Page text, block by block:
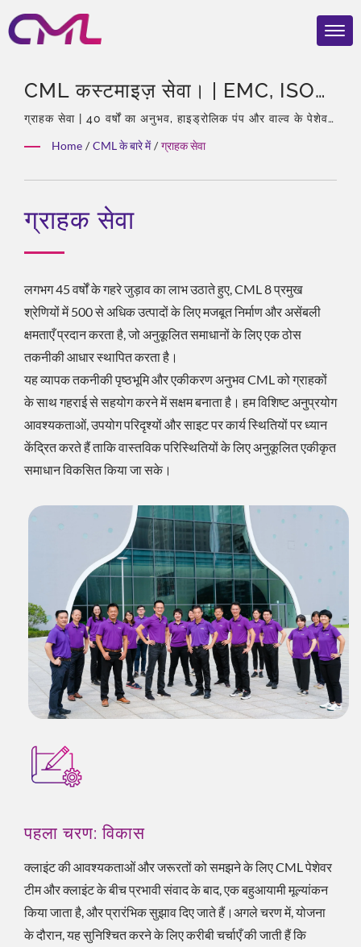
CML कस्टमाइज़ सेवा। | EMC, ISO
9001, और CE प्रमाणित हाइड्रोलिक
वाल्व – CML की वैश्विक मान्यता
ग्राहक सेवा | 40 वर्षों का अनुभव, हाइड्रोलिक पंप और वाल्व के पेशेवर,
एशिया में एकमात्र एजेंट Eckerle, अनुभवी टीम, समृद्ध उत्पाद प्रकार,
Home / CML के बारे में / ग्राहक सेवा
ग्राहक सेवा
लगभग 45 वर्षों के गहरे जुड़ाव का लाभ उठाते हुए, CML 8 प्रमुख
श्रेणियों में 500 से अधिक उत्पादों के लिए मजबूत निर्माण और असेंबली
क्षमताएँ प्रदान करता है, जो अनुकूलित समाधानों के लिए एक ठोस
तकनीकी आधार स्थापित करता है।
यह व्यापक तकनीकी पृष्ठभूमि और एकीकरण अनुभव CML को ग्राहकों
के साथ गहराई से सहयोग करने में सक्षम बनाता है। हम विशिष्ट अनुप्रयोग
आवश्यकताओं, उपयोग परिदृश्यों और साइट पर कार्य स्थितियों पर ध्यान
केंद्रित करते हैं ताकि वास्तविक परिस्थितियों के लिए अनुकूलित एकीकृत
समाधान विकसित किया जा सके।
पहला चरण: विकास
क्लाइंट की आवश्यकताओं और जरूरतों को समझने के लिए CML पेशेवर
टीम और क्लाइंट के बीच प्रभावी संवाद के बाद, एक बहुआयामी मूल्यांकन
किया जाता है, और प्रारंभिक सुझाव दिए जाते हैं।अगले चरण में, योजना
के दौरान, यह सुनिश्चित करने के लिए करीबी चर्चाएँ की जाती हैं कि